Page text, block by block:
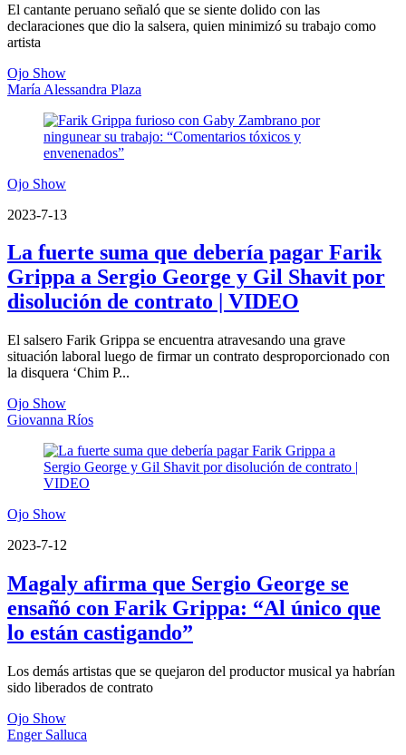
El cantante peruano señaló que se siente dolido con las
declaraciones que dio la salsera, quien minimizó su trabajo como
artista
Ojo Show
María Alessandra Plaza
Ojo Show
2023-7-13
La fuerte suma que debería pagar Farik
Grippa a Sergio George y Gil Shavit por
disolución de contrato | VIDEO
El salsero Farik Grippa se encuentra atravesando una grave
situación laboral luego de firmar un contrato desproporcionado con
la disquera ‘Chim P...
Ojo Show
Giovanna Ríos
Ojo Show
2023-7-12
Magaly afirma que Sergio George se
ensañó con Farik Grippa: “Al único que
lo están castigando”
Los demás artistas que se quejaron del productor musical ya habrían
sido liberados de contrato
Ojo Show
Enger Salluca